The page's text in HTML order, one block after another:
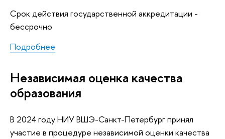
Срок действия государственной аккредитации -
бессрочно
Подробнее
Независимая оценка качества
образования
В 2024 году НИУ ВШЭ-Санкт-Петербург принял
участие в процедуре независимой оценки качества